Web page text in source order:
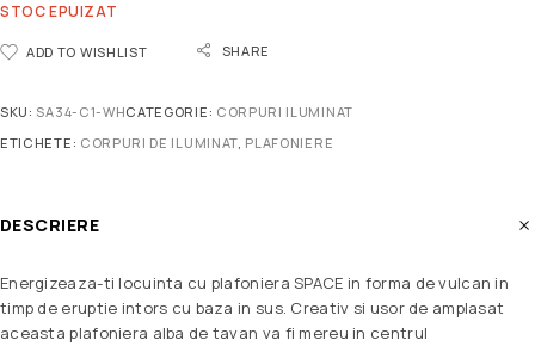
STOC EPUIZAT
ADD TO WISHLIST SHARE
SKU: SA34-C1-WHCATEGORIE: CORPURI ILUMINAT
ETICHETE: CORPURI DE ILUMINAT, PLAFONIERE
DESCRIERE
Energizeaza-ti locuinta cu plafoniera SPACE in forma de vulcan in
timp de eruptie intors cu baza in sus. Creativ si usor de amplasat
aceasta plafoniera alba de tavan va fi mereu in centrul